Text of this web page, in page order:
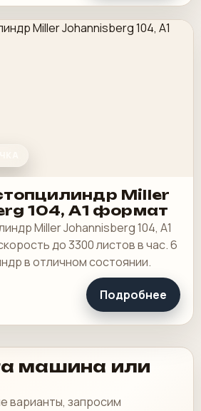
Miller
104, А1 формат
Miller Johannisberg 104, А1
до 3300 листов в час. 6
в отличном состоянии.
Подробнее
машина или
варианты, запросим